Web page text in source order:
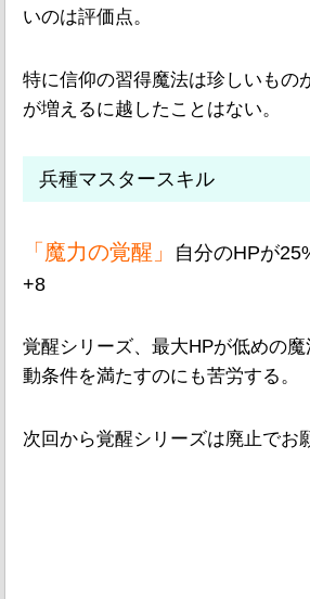
いのは評価点。
特に信仰の習得魔法は珍しいもの
が増えるに越したことはない。
兵種マスタースキル
「魔力の覚醒」
自分のHPが
+8
覚醒シリーズ、最大HPが低めの
動条件を満たすのにも苦労する。
次回から覚醒シリーズは廃止でお